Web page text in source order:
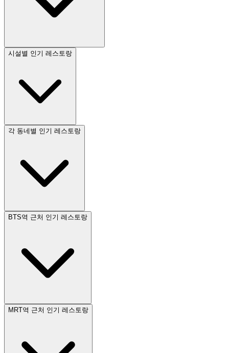
시설별 인기 레스토랑
각 동네별 인기 레스토랑
BTS역 근처 인기 레스토랑
MRT역 근처 인기 레스토랑